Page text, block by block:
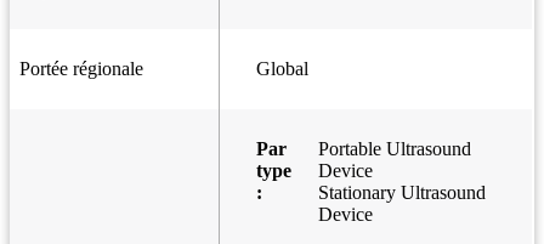
Portée régionale Global
Par
type
:
Portable Ultrasound
Device
Stationary Ultrasound
Device